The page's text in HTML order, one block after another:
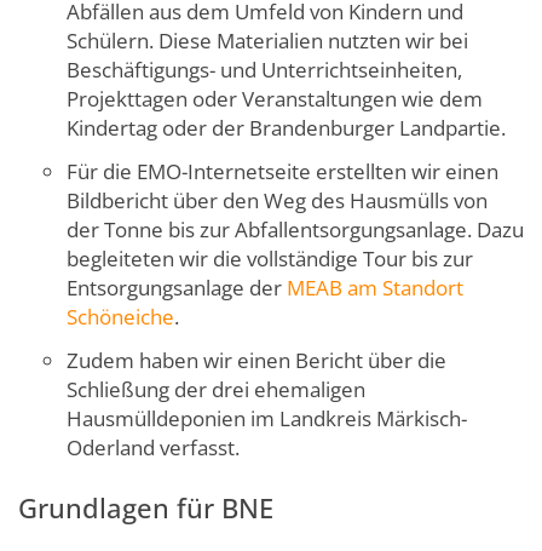
Abfällen aus dem Umfeld von Kindern und
Schülern. Diese Materialien nutzten wir bei
Beschäftigungs- und Unterrichtseinheiten,
Projekttagen oder Veranstaltungen wie dem
Kindertag oder der Brandenburger Landpartie.
Für die EMO-Internetseite erstellten wir einen
Bildbericht über den Weg des Hausmülls von
der Tonne bis zur Abfallentsorgungsanlage. Dazu
begleiteten wir die vollständige Tour bis zur
Entsorgungsanlage der MEAB am Standort
Schöneiche.
Zudem haben wir einen Bericht über die
Schließung der drei ehemaligen
Hausmülldeponien im Landkreis Märkisch-
Oderland verfasst.
Grundlagen für BNE